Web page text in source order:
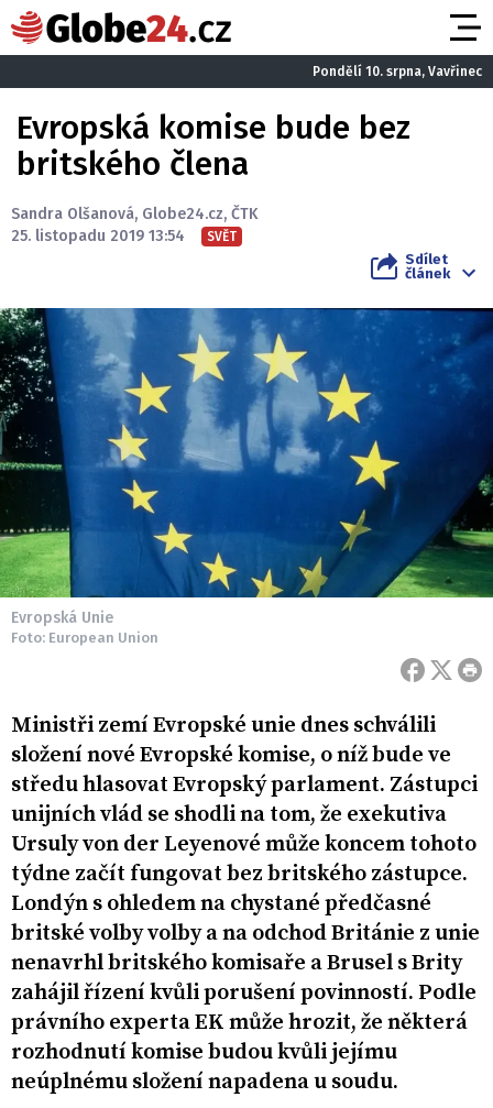
Pondělí 10. srpna, Vavřinec
Evropská komise bude bez
britského člena
Sandra Olšanová, Globe24.cz, ČTK
25. listopadu 2019 13:54
SVĚT
Sdílet
článek
Evropská Unie
Foto: European Union
Ministři zemí Evropské unie dnes schválili
složení nové Evropské komise, o níž bude ve
středu hlasovat Evropský parlament. Zástupci
unijních vlád se shodli na tom, že exekutiva
Ursuly von der Leyenové může koncem tohoto
týdne začít fungovat bez britského zástupce.
Londýn s ohledem na chystané předčasné
britské volby volby a na odchod Británie z unie
nenavrhl britského komisaře a Brusel s Brity
zahájil řízení kvůli porušení povinností. Podle
právního experta EK může hrozit, že některá
rozhodnutí komise budou kvůli jejímu
neúplnému složení napadena u soudu.